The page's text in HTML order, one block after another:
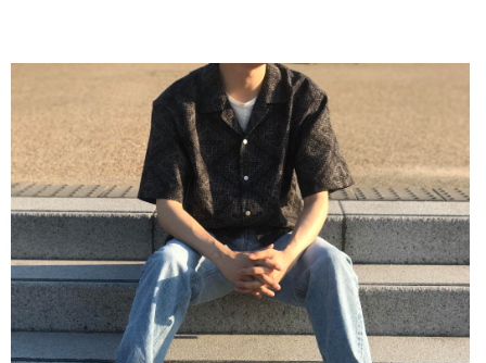
OUTERS : アウター
OUTLET : アウトレット
MENS : メンズ
LADIES : レディース
新規会員登録
お買い物カゴ